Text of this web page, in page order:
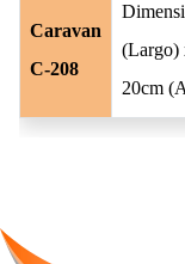
Caravan
C-208
(Largo)
20cm